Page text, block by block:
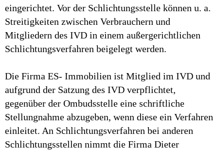
eingerichtet. Vor der Schlichtungsstelle können u. a.
Streitigkeiten zwischen Verbrauchern und
Mitgliedern des IVD in einem außergerichtlichen
Schlichtungsverfahren beigelegt werden.
Die Firma ES- Immobilien ist Mitglied im IVD und
aufgrund der Satzung des IVD verpflichtet,
gegenüber der Ombudsstelle eine schriftliche
Stellungnahme abzugeben, wenn diese ein Verfahren
einleitet. An Schlichtungsverfahren bei anderen
Schlichtungsstellen nimmt die Firma Dieter